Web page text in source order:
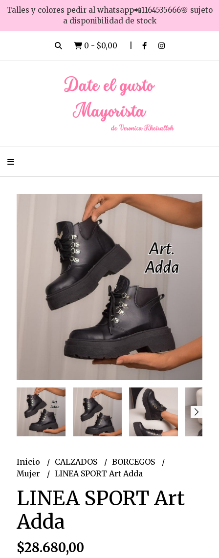
Talles y colores pedir al whatsapp📲1164535666🌸 sujeto
a disponibilidad de stock
0 - $0,00
Inicio CALZADOS
BORCEGOS
Mujer
LINEA SPORT Art Adda
LINEA SPORT Art
Adda
$28.680,00